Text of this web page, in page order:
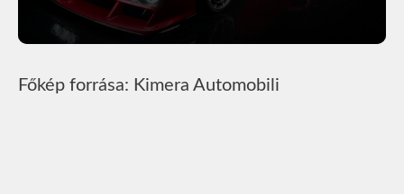
Főkép forrása: Kimera Automobili